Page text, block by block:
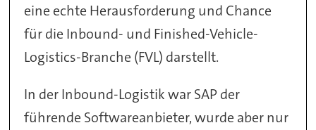
eine echte Herausforderung und Chance
für die Inbound- und Finished-Vehicle-
Logistics-Branche (FVL) darstellt.
In der Inbound-Logistik war SAP der
führende Softwareanbieter, wurde aber nur